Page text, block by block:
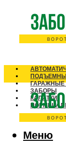
ГАРАЖНЫЕ
ЗАБОРЫ
КАЛИТКИ
НОРМЫ И
Меню